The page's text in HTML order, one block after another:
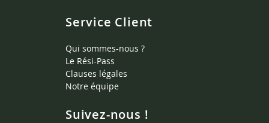
Service Client
Qui sommes-nous ?
Le Rési-Pass
Clauses légales
Notre équipe
Suivez-nous !